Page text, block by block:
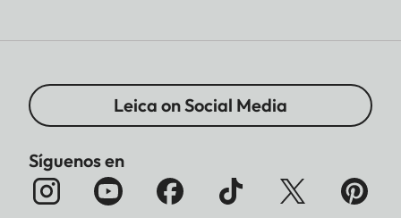
Leica on Social Media
Síguenos en